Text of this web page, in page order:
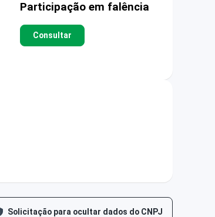
Participação em falência
Consultar
Solicitação para ocultar dados do CNPJ